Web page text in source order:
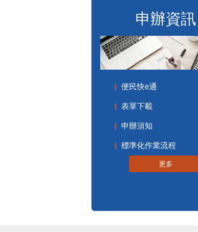
申辦資訊
便民快e通
表單下載
申辦須知
標準化作業流程
更多